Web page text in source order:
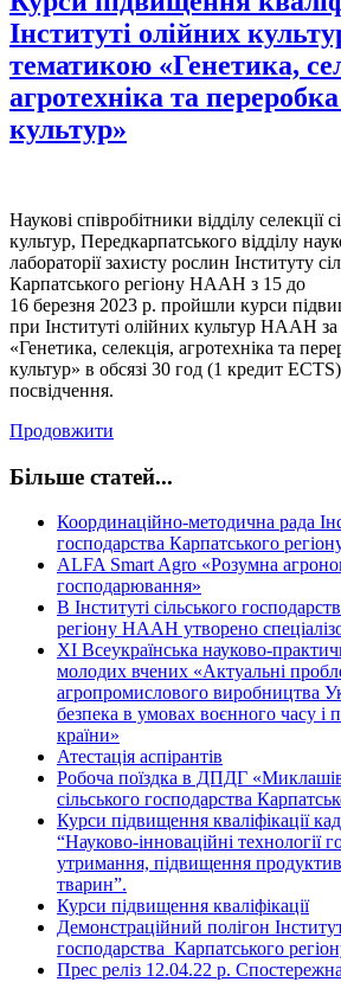
Інституті олійних
тематикою «Генетика,
агротехніка та
культур»
Наукові співробітники відділу селекції
культур, Передкарпатського відділу
лабораторії захисту рослин Інституту
Карпатського регіону НААН з 15 до
16 березня 2023 р. пройшли курси
при Інституті олійних культур НААН
«Генетика, селекція, агротехніка та
культур» в обсязі 30 год (1 кредит
посвідчення.
Продовжити
Більше статей...
Координаційно-методична рада
господарства Карпатського
ALFA Smart Agro «Розумна
господарювання»
В Інституті сільського
регіону НААН утворено
ХІ Всеукраїнська науково-
молодих вчених «Актуальні
агропромислового виробництва
безпека в умовах воєнного часу і
країни»
Атестація аспірантів
Робоча поїздка в ДПДГ
сільського господарства
Курси підвищення кваліфікації
“Науково-інноваційні технології
утримання, підвищення
тварин”.
Курси підвищення кваліфікації
Демонстраційний полігон
господарства Карпатського
Прес реліз 12.04.22 р.